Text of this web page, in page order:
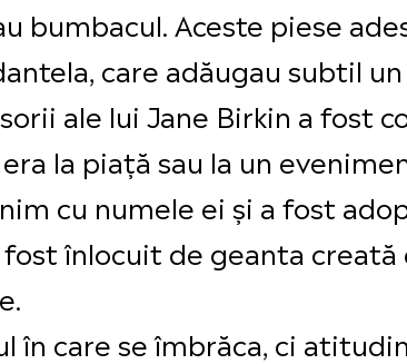
bumbacul. Aceste piese
care adăugau subtil
ale lui Jane Birkin a fost
la piață sau la un
cu numele ei și a fost
înlocuit de geanta
în care se îmbrăca, ci